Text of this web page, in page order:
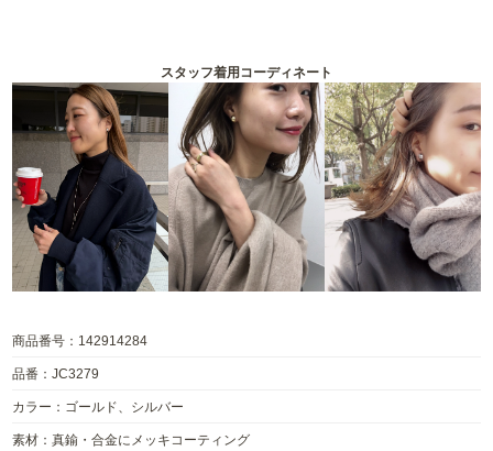
スタッフ着用コーディネート
商品番号：142914284
品番：JC3279
カラー：ゴールド、シルバー
素材：真鍮・合金にメッキコーティング